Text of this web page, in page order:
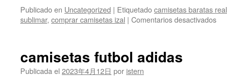
Publicado en Uncategorized | Etiquetadocamisetas baratas
sublimar, comprar camisetas izal | Comentarios desactivadosen
camisetas futbol adidas
Publicada el 2023年4月12日 por istern